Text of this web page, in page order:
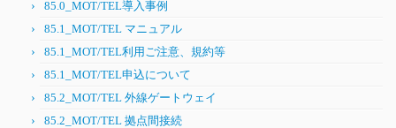
85.0_MOT/TEL導入事例
85.1_MOT/TEL マニュアル
85.1_MOT/TEL利用ご注意、規約等
85.1_MOT/TEL申込について
85.2_MOT/TEL 外線ゲートウェイ
85.2_MOT/TEL 拠点間接続